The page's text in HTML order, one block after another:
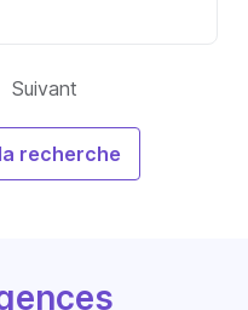
Suivant
recherche